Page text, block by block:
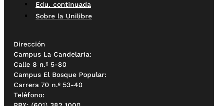
Edu. continuada
Sobre la Unilibre
Dirección
Campus La Candelaria:
Calle 8 n.º 5-80
Campus El Bosque Popular:
Carrera 70 n.º 53-40
Teléfono: